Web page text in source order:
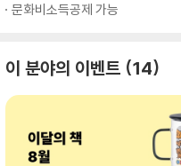
문화비소득공제 가능
이 분야의 이벤트 14